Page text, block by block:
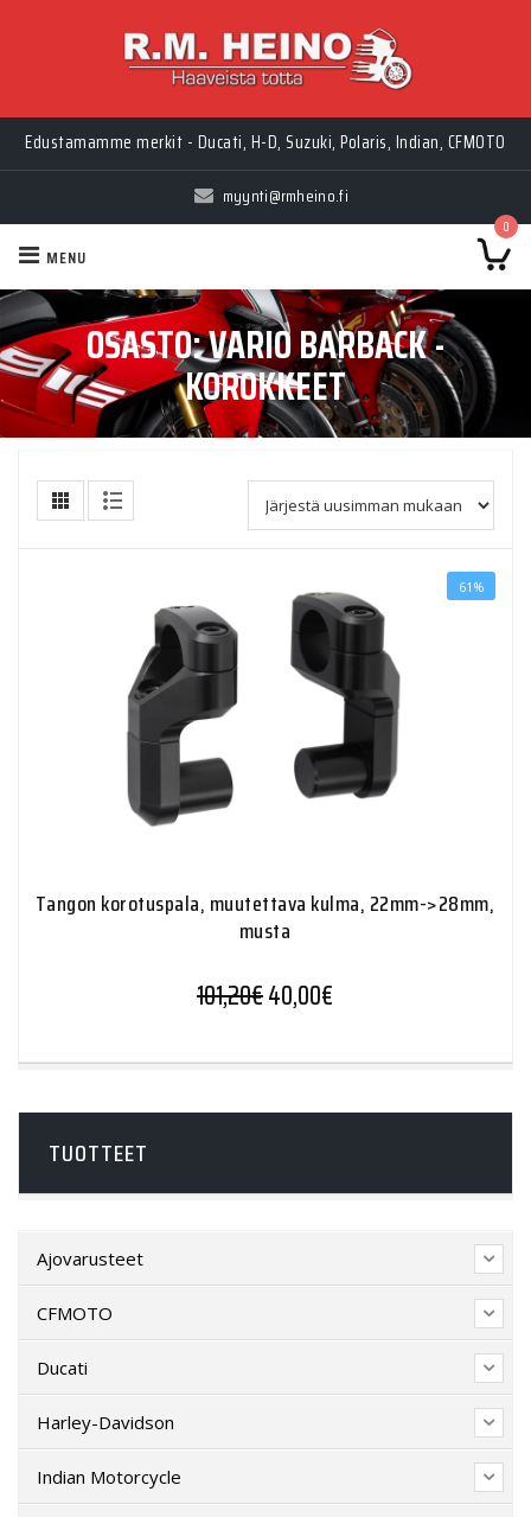
Edustamamme merkit - Ducati, H-D, Suzuki, Polaris, Indian, CFMOTO
myynti@rmheino.fi
0
MENU
OSASTO:VARIO BARBACK -
KOROKKEET
61%
Tangon korotuspala, muutettava kulma, 22mm->28mm,
musta
101,20€Alkuperäinen hinta oli:
40,00€
TUOTTEET
Ajovarusteet
CFMOTO
Ducati
Harley-Davidson
Indian Motorcycle